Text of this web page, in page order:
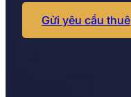
Gửi yêu cầu thuê